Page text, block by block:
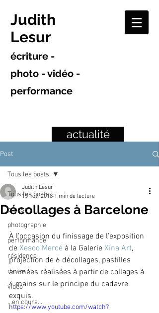
Judith
Lesur
écriture -
photo - vidéo -
performance
actualité
Post
Tous les posts
presse
photographie
performance
résidence
danse
vidéo
...en cours...
Tous les posts
Décollages à Barcelone
Judith Lesur
15 nov. 2018 1 min de lecture
À l'occasion du finissage de l'exposition
de Xesco Mercé à la Galerie Xina Art,
projection de 6 décollages, pastilles
animées réalisées à partir de collages à
4 mains sur le principe du cadavre
exquis.
https://www.youtube.com/watch?